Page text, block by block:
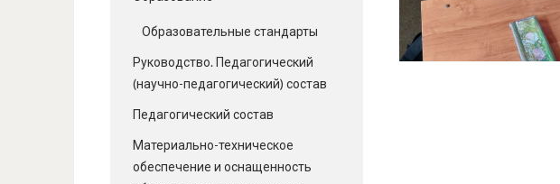
Образовательные стандарты
Руководство. Педагогический
(научно-педагогический) состав
Педагогический состав
Материально-техническое
обеспечение и оснащенность